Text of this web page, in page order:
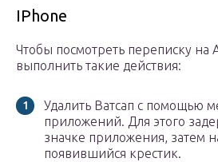
IPhone
Чтобы посмотреть переписку на
выполнить такие действия:
Удалить Ватсап с помощью
приложений. Для этого
значке приложения, затем
появившийся крестик.